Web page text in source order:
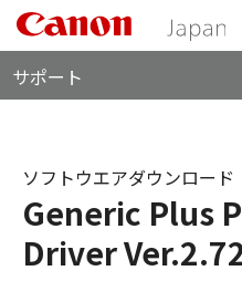
サポート
Generic Plus
Driver
ソフトウエアダウンロード